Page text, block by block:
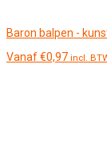
Baron balpen -
Vanaf€0,97 incl.